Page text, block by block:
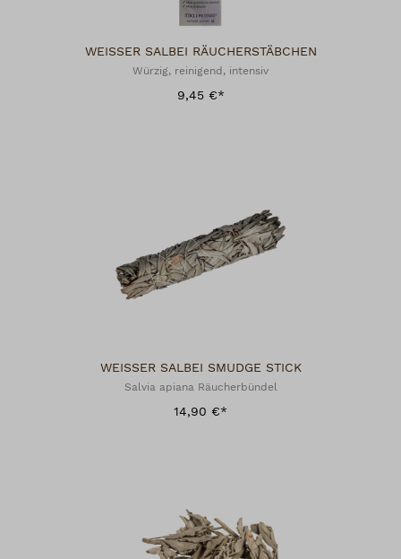
WEISSER SALBEI RÄUCHERSTÄBCHEN
Würzig, reinigend, intensiv
9,45 €*
WEISSER SALBEI SMUDGE STICK
Salvia apiana Räucherbündel
14,90 €*